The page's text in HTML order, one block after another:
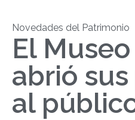
Novedades del Patrimonio
El
abrió
al